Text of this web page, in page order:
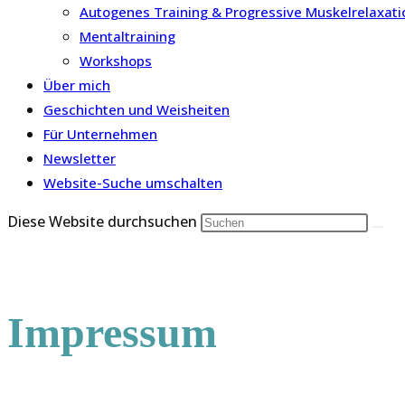
Autogenes Training & Progressive
Mentaltraining
Workshops
Über mich
Geschichten und Weisheiten
Für Unternehmen
Newsletter
Website-Suche umschalten
Diese Website durchsuchen
Impressum